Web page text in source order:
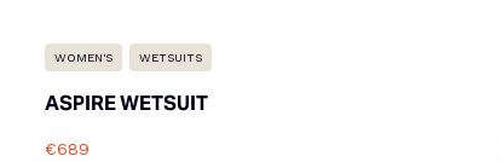
WOMEN'S WETSUITS
ASPIRE WETSUIT
€689